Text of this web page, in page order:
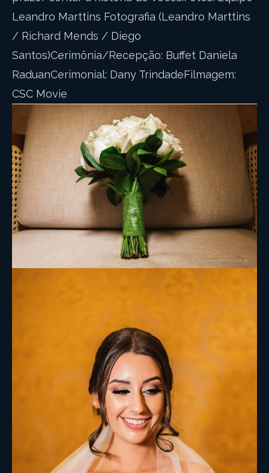
Leandro Marttins Fotografia (Leandro Marttins
/ Richard Mends / Diego
Santos)Cerimônia/Recepção: Buffet Daniela
RaduanCerimonial: Dany TrindadeFilmagem:
CSC Movie